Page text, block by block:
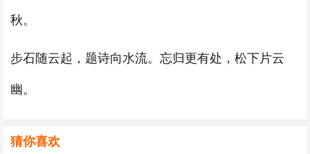
秋。
步石随云起，题诗向水流。忘归更有处，松下片云
幽。
猜你喜欢